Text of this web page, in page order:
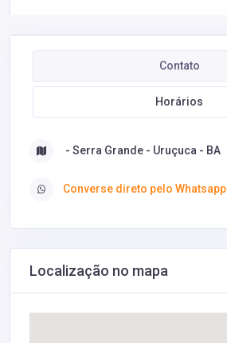
Contato
Horários
- Serra Grande - Uruçuca - BA
Converse direto pelo Whatsapp
Localização no mapa